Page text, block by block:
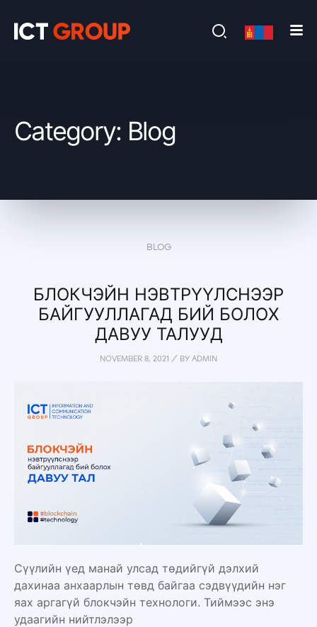
Category: Blog
BLOG
БЛОКЧЭЙН НЭВТРҮҮЛСНЭЭР
БАЙГУУЛЛАГАД БИЙ БОЛОХ
ДАВУУ ТАЛУУД
NOVEMBER 8, 2021 / BY ADMIN
Сүүлийн үед манай улсад төдийгүй дэлхий
дахинаа анхаарлын төвд байгаа сэдвүүдийн нэг
яах аргагүй блокчэйн технологи. Тиймээс энэ
удаагийн нийтлэлээр